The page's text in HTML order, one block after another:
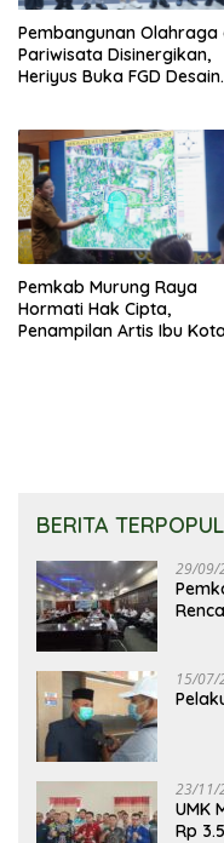
Pembangunan Olahraga
Pariwisata Disinergikan,
Heriyus Buka FGD Desain
Pemkab Murung Raya
Hormati Hak Cipta,
Penampilan Artis Ibu
BERITA
29/09/
15/07/
23/11/
UMK
Rp